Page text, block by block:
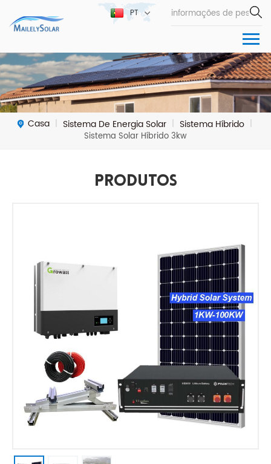
PT
Casa | Sistema De Energia Solar | Sistema Híbrido |
Sistema Solar Híbrido 3kw
Produtos